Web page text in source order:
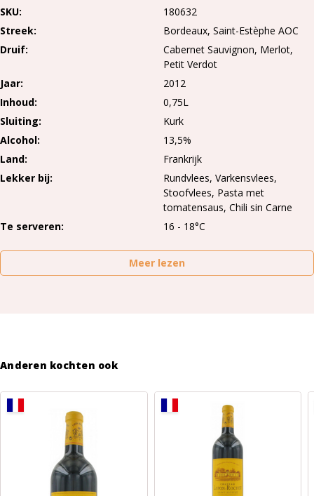
SKU
180632
Streek
Bordeaux Saint-Estèphe AOC
Druif
Cabernet Sauvignon Merlot
Petit Verdot
Jaar
2012
Inhoud
0,75L
Sluiting
Kurk
Alcohol
13,5%
Land
Frankrijk
Lekker bij
Rundvlees, Varkensvlees,
Stoofvlees, Pasta met
tomatensaus, Chili sin Carne
Te serveren
16 - 18°C
Meer lezen
Anderen kochten ook